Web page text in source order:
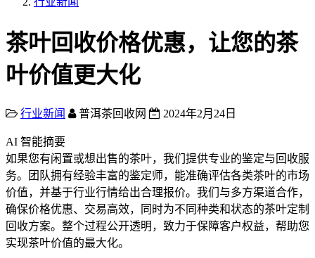
茶叶回收价格优惠，让您的茶
叶价值更大化
行业新闻 普洱茶回收网 2024年2月24日
AI 智能摘要
如果您有闲置或想出售的茶叶，我们提供专业的鉴定与回收服
务。团队拥有经验丰富的鉴定师，能准确评估各类茶叶的市场
价值，并基于行业行情给出合理报价。我们与多方渠道合作，
确保价格优惠、交易高效，同时为不同种类和状态的茶叶定制
回收方案。整个过程公开透明，致力于保障客户权益，帮助您
实现茶叶价值的最大化。